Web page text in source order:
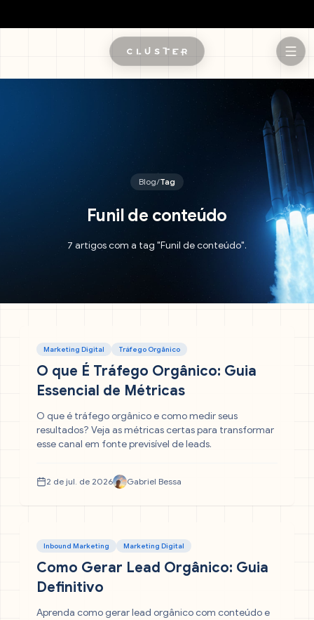
Blog/Tag
Funil de conteúdo
7 artigos com a tag "Funil de conteúdo".
Marketing Digital Tráfego Orgânico
O que É Tráfego Orgânico: Guia
Essencial de Métricas
O que é tráfego orgânico e como medir seus
resultados? Veja as métricas certas para transformar
esse canal em fonte previsível de leads.
2 de jul. de 2026 Gabriel Bessa
Inbound Marketing Marketing Digital
Como Gerar Lead Orgânico: Guia
Definitivo
Aprenda como gerar lead orgânico com conteúdo e